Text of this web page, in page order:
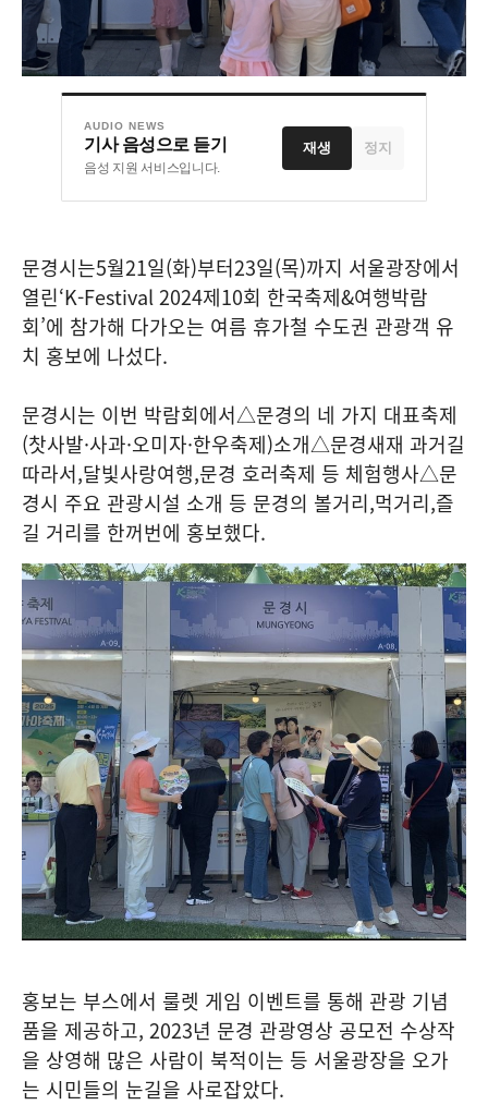
AUDIO NEWS
기사 음성으로 듣기
음성 지원 서비스입니다.
재생 정지
문경시는5월21일(화)부터23일(목)까지 서울광장에서
열린‘K-Festival 2024제10회 한국축제&여행박람
회’에 참가해 다가오는 여름 휴가철 수도권 관광객 유
치 홍보에 나섰다.
문경시는 이번 박람회에서△문경의 네 가지 대표축제
(찻사발·사과·오미자·한우축제)소개△문경새재 과거길
따라서,달빛사랑여행,문경 호러축제 등 체험행사△문
경시 주요 관광시설 소개 등 문경의 볼거리,먹거리,즐
길 거리를 한꺼번에 홍보했다.
홍보는 부스에서 룰렛 게임 이벤트를 통해 관광 기념
품을 제공하고, 2023년 문경 관광영상 공모전 수상작
을 상영해 많은 사람이 북적이는 등 서울광장을 오가
는 시민들의 눈길을 사로잡았다.